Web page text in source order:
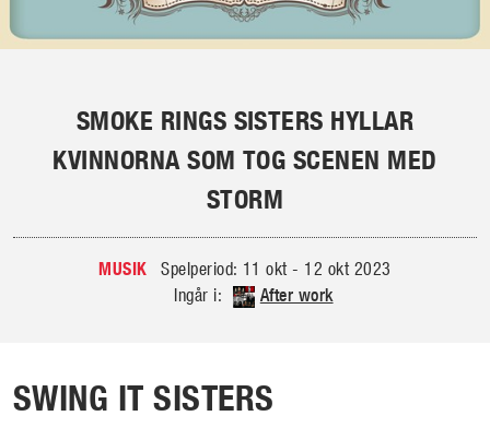
SMOKE RINGS SISTERS HYLLAR
KVINNORNA SOM TOG SCENEN MED
STORM
MUSIK
Spelperiod: 11 okt - 12 okt 2023
Ingår i:
After work
SWING IT SISTERS